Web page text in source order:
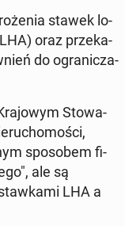
stawek lo­
oraz prze­ka­
do ogra­ni­cza­
Sto­wa­
spo­so­bem fi­
ale są
LHA a